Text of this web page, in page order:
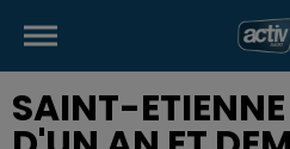
SAINT-